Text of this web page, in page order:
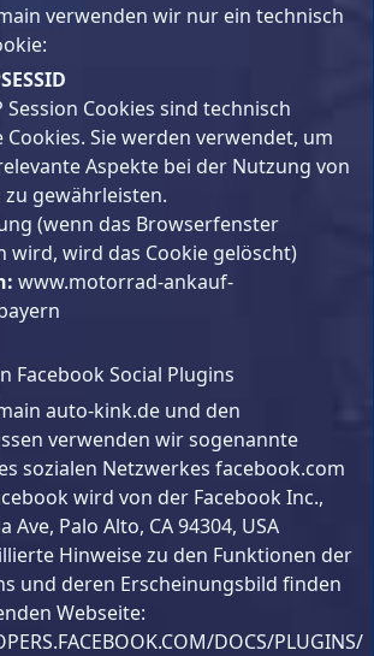
verwenden wir nur ein technisch
Session Cookies sind technisch
Sie werden verwendet, um
Aspekte bei der Nutzung von
gewährleisten.
(wenn das Browserfenster
wird, wird das Cookie gelöscht)
www.motorrad-ankauf-
Facebook Social Plugins
auto-kink.de und den
verwenden wir sogenannte
sozialen Netzwerkes facebook.com
wird von der Facebook Inc.,
Ave, Palo Alto, CA 94304, USA
Hinweise zu den Funktionen der
und deren Erscheinungsbild finden
Webseite:
DOCS/PLUGINS/